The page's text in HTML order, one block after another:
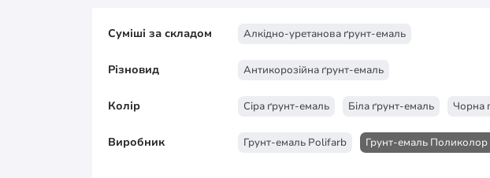
Суміші за складом Алкідно-уретанова ґрунт-емаль
Різновид Антикорозійна ґрунт-емаль
Колір Сіра ґрунт-емаль Біла ґрунт-емаль Чорна
Виробник Грунт-емаль Polifarb Грунт-емаль Поликолор